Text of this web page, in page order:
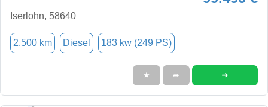
Iserlohn, 58640
2.500 km Diesel 183 kw (249 PS)
★ ➦ ➜